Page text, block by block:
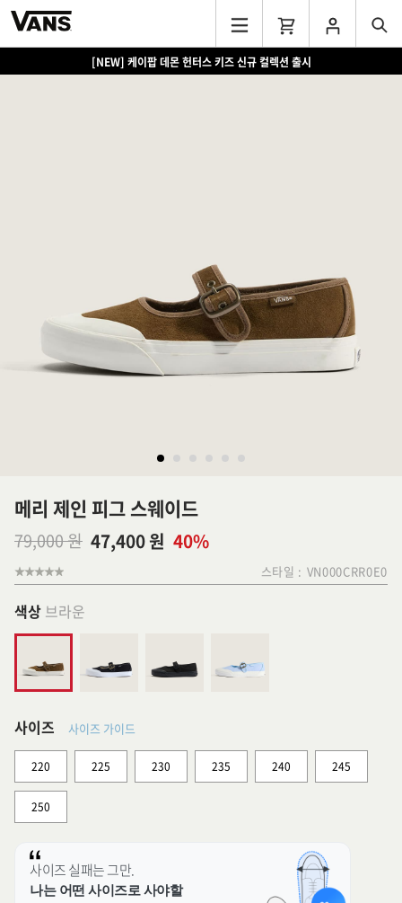
[NEW] 케이팝 데몬 헌터스 키즈 신규 컬렉션 출시
메리 제인 피그 스웨이드
79,000 원 47,400 원 40%
스타일 : VN000CRR0E0
색상 브라운
사이즈 사이즈 가이드
220 225 230 235 240 245
250
사이즈 실패는 그만.
나는 어떤 사이즈로 사야할